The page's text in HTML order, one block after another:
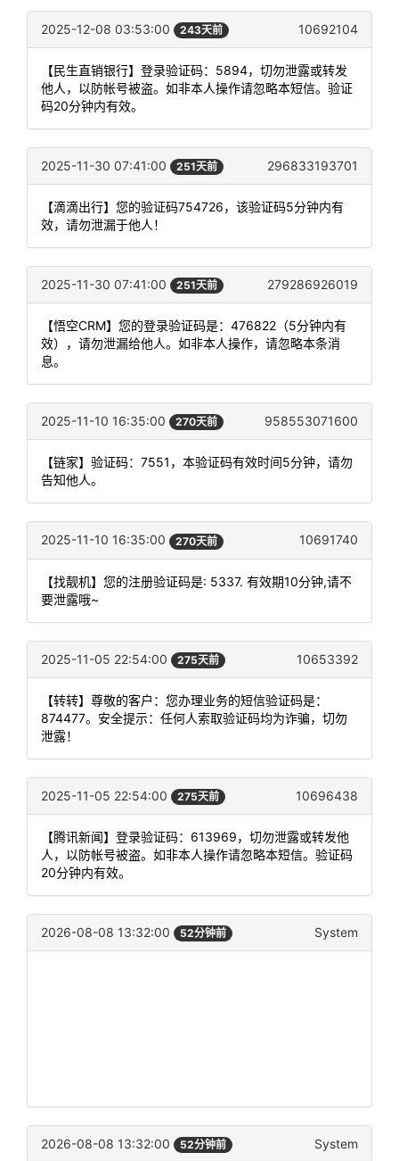
2025-12-08 03:53:00 243天前 10692104
【民生直销银行】登录验证码：5894，切勿泄露或转发
他人，以防帐号被盗。如非本人操作请忽略本短信。验证
码20分钟内有效。
2025-11-30 07:41:00 251天前 296833193701
【滴滴出行】您的验证码754726，该验证码5分钟内有
效，请勿泄漏于他人！
2025-11-30 07:41:00 251天前 279286926019
【悟空CRM】您的登录验证码是：476822（5分钟内有
效），请勿泄漏给他人。如非本人操作，请忽略本条消
息。
2025-11-10 16:35:00 270天前 958553071600
【链家】验证码：7551，本验证码有效时间5分钟，请勿
告知他人。
2025-11-10 16:35:00 270天前 10691740
【找靓机】您的注册验证码是: 5337. 有效期10分钟,请不
要泄露哦~
2025-11-05 22:54:00 275天前 10653392
【转转】尊敬的客户：您办理业务的短信验证码是：
874477。安全提示：任何人索取验证码均为诈骗，切勿
泄露！
2025-11-05 22:54:00 275天前 10696438
【腾讯新闻】登录验证码：613969，切勿泄露或转发他
人，以防帐号被盗。如非本人操作请忽略本短信。验证码
20分钟内有效。
2026-08-08 13:32:00 52分钟前 System
2026-08-08 13:32:00 52分钟前 System